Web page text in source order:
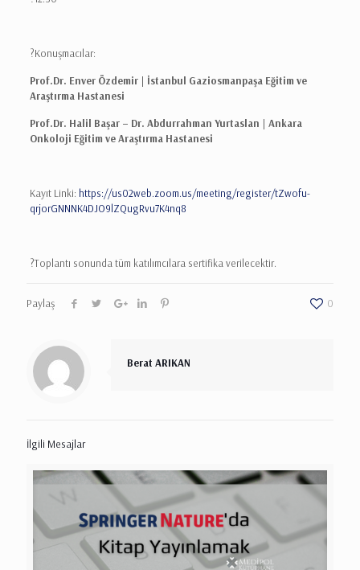
?Konuşmacılar:
Prof.Dr. Enver Özdemir | İstanbul Gaziosmanpaşa Eğitim ve
Araştırma Hastanesi
Prof.Dr. Halil Başar – Dr. Abdurrahman Yurtaslan | Ankara
Onkoloji Eğitim ve Araştırma Hastanesi
Kayıt Linki: https://us02web.zoom.us/meeting/register/tZwofu-
qrjorGNNNK4DJO9lZQugRvu7K4nq8
?Toplantı sonunda tüm katılımcılara sertifika verilecektir.
Paylaş 0
Berat ARIKAN
İlgili Mesajlar